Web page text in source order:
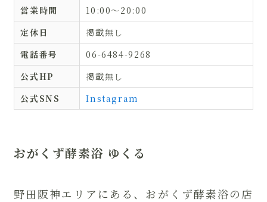
営業時間
10:00〜20:00
定休日
掲載無し
電話番号
06-6484-9268
公式HP
掲載無し
公式SNS
Instagram
おがくず酵素浴 ゆくる
野田阪神エリアにある、おがくず酵素浴の店